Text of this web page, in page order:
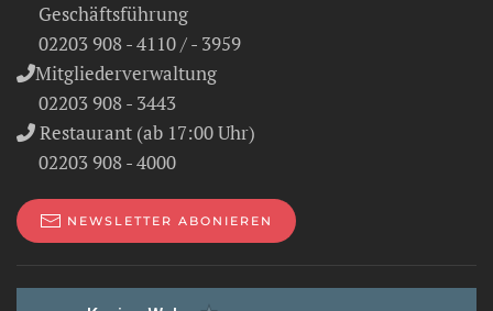
Geschäftsführung
02203 908 - 4110 / - 3959
Mitgliederverwaltung
02203 908 - 3443
Restaurant (ab 17:00 Uhr)
02203 908 - 4000
NEWSLETTER ABONIEREN